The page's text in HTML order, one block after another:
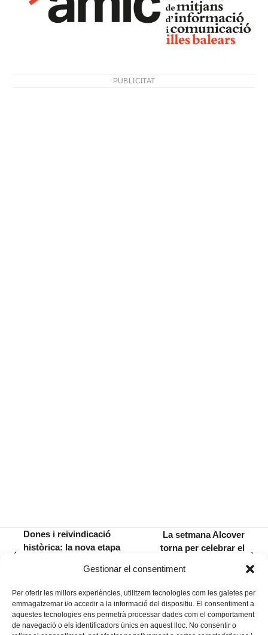
Gestionar el consentiment
Per oferir les millors experiències, utilitzem tecnologies com les galetes per
emmagatzemar i/o accedir a la informació del dispositiu. El consentiment a
aquestes tecnologies ens permetrà processar dades com el comportament
de navegació o els identificadors únics en aquest lloc. No consentir o
PUBLICITAT
Dones i reivindicació
històrica: la nova etapa
post:
La setmana Alcover
torna per celebrar el
naixement del filòleg